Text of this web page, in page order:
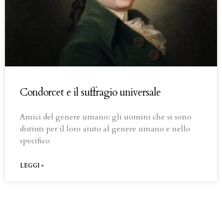
Condorcet e il suffragio universale
Amici del genere umano: gli uomini che si sono
distinti per il loro aiuto al genere umano e nello
specifico
LEGGI »